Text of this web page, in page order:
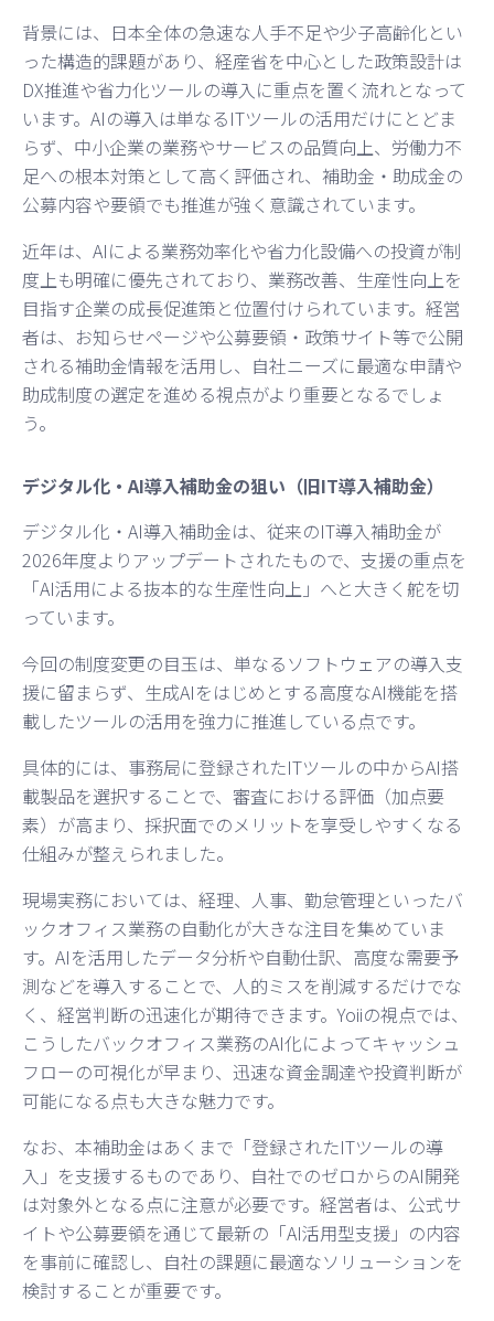
背景には、日本全体の急速な人手不足や少子高齢化とい
った構造的課題があり、経産省を中心とした政策設計は
DX推進や省力化ツールの導入に重点を置く流れとなって
います。AIの導入は単なるITツールの活用だけにとどま
らず、中小企業の業務やサービスの品質向上、労働力不
足への根本対策として高く評価され、補助金・助成金の
公募内容や要領でも推進が強く意識されています。
近年は、AIによる業務効率化や省力化設備への投資が制
度上も明確に優先されており、業務改善、生産性向上を
目指す企業の成長促進策と位置付けられています。経営
者は、お知らせページや公募要領・政策サイト等で公開
される補助金情報を活用し、自社ニーズに最適な申請や
助成制度の選定を進める視点がより重要となるでしょ
う。
デジタル化・AI導入補助金の狙い（旧IT導入補助金）
デジタル化・AI導入補助金は、従来のIT導入補助金が
2026年度よりアップデートされたもので、支援の重点を
「AI活用による抜本的な生産性向上」へと大きく舵を切
っています。
今回の制度変更の目玉は、単なるソフトウェアの導入支
援に留まらず、生成AIをはじめとする高度なAI機能を搭
載したツールの活用を強力に推進している点です。
具体的には、事務局に登録されたITツールの中からAI搭
載製品を選択することで、審査における評価（加点要
素）が高まり、採択面でのメリットを享受しやすくなる
仕組みが整えられました。
現場実務においては、経理、人事、勤怠管理といったバ
ックオフィス業務の自動化が大きな注目を集めていま
す。AIを活用したデータ分析や自動仕訳、高度な需要予
測などを導入することで、人的ミスを削減するだけでな
く、経営判断の迅速化が期待できます。Yoiiの視点では、
こうしたバックオフィス業務のAI化によってキャッシュ
フローの可視化が早まり、迅速な資金調達や投資判断が
可能になる点も大きな魅力です。
なお、本補助金はあくまで「登録されたITツールの導
入」を支援するものであり、自社でのゼロからのAI開発
は対象外となる点に注意が必要です。経営者は、公式サ
イトや公募要領を通じて最新の「AI活用型支援」の内容
を事前に確認し、自社の課題に最適なソリューションを
検討することが重要です。